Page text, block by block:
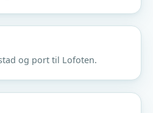
og port til Lofoten.